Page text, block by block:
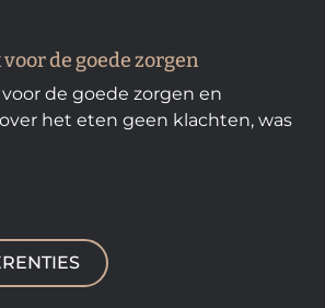
de goede zorgen
de goede zorgen en
het eten geen klachten, was